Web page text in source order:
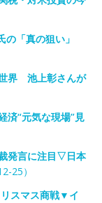
「真の狙い」
界 池上彰さんが
“元気な現場”見
発言に注目▽日本
25）
スマス商戦▼イ